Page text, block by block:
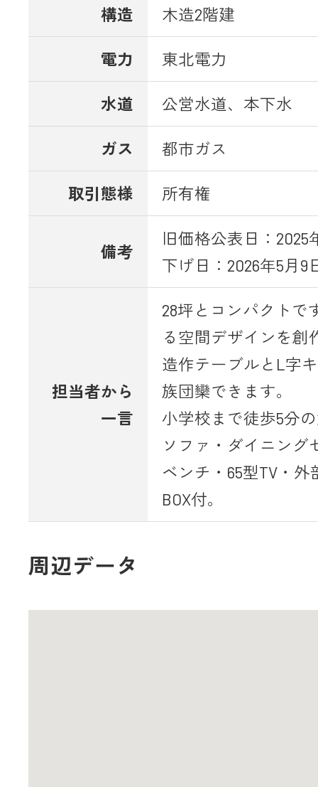
構造 木造2階建
電力 東北電力
水道 公営水道、本下水
ガス 都市ガス
取引態様 所有権
備考
旧価格公表日：
下げ日：2026年5月9
担当者から
一言
28坪とコンパクトで
る空間デザインを創
造作テーブルとL字
族団欒できます。
小学校まで徒歩5分
ソファ・ダイニング
ベンチ・65型TV・
BOX付。
周辺データ